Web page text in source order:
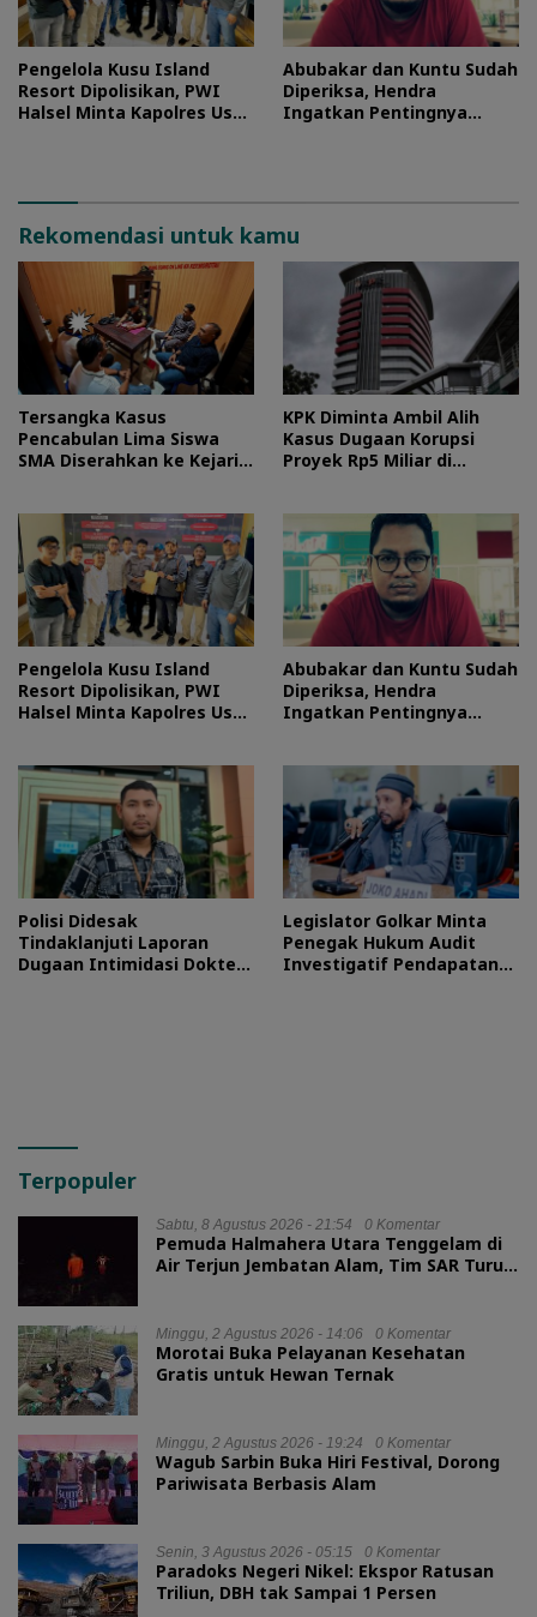
Pengelola Kusu Island
Resort Dipolisikan, PWI
Halsel Minta Kapolres Usut
Abubakar dan Kuntu Sudah
Diperiksa, Hendra
Ingatkan Pentingnya
Rekomendasi untuk kamu
Tersangka Kasus
Pencabulan Lima Siswa
SMA Diserahkan ke Kejari
KPK Diminta Ambil Alih
Kasus Dugaan Korupsi
Proyek Rp5 Miliar di
Pengelola Kusu Island
Resort Dipolisikan, PWI
Halsel Minta Kapolres Usut
Abubakar dan Kuntu Sudah
Diperiksa, Hendra
Ingatkan Pentingnya
Polisi Didesak
Tindaklanjuti Laporan
Dugaan Intimidasi Dokter
Legislator Golkar Minta
Penegak Hukum Audit
Investigatif Pendapatan
Terpopuler
Sabtu, 8 Agustus 2026 - 21:54 0 Komentar
Pemuda Halmahera Utara Tenggelam di
Air Terjun Jembatan Alam, Tim SAR Turun
Minggu, 2 Agustus 2026 - 14:06 0 Komentar
Morotai Buka Pelayanan Kesehatan
Gratis untuk Hewan Ternak
Minggu, 2 Agustus 2026 - 19:24 0 Komentar
Wagub Sarbin Buka Hiri Festival, Dorong
Pariwisata Berbasis Alam
Senin, 3 Agustus 2026 - 05:15 0 Komentar
Paradoks Negeri Nikel: Ekspor Ratusan
Triliun, DBH tak Sampai 1 Persen